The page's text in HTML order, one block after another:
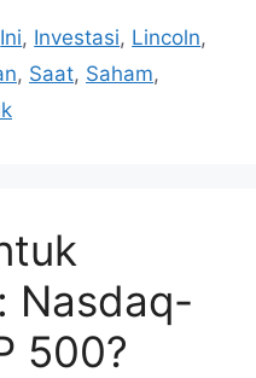
Ini, Investasi, Lincoln,
, Saat, Saham,
Nasdaq-
500?